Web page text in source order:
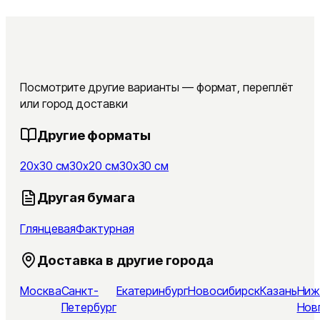
Посмотрите другие варианты — формат, переплёт
или город доставки
Другие форматы
20x30 см30x20 см30x30 см
Другая бумага
ГлянцеваяФактурная
Доставка в другие города
МоскваСанкт-
Петербург
ЕкатеринбургНовосибирскКазань